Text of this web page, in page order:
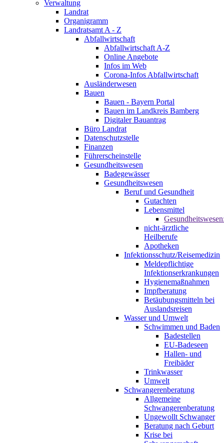
Verwaltung
Landrat
Organigramm
Landratsamt A - Z
Abfallwirtschaft
Abfallwirtschaft A-Z
Online Angebote
Infos im Web
Corona-Infos Abfallwirtschaft
Ausländerwesen
Bauen
Bauen - Bayern Portal
Bauen im Landkreis Bamberg
Digitaler Bauantrag
Büro Landrat
Datenschutzstelle
Finanzen
Führerscheinstelle
Gesundheitswesen
Badegewässer
Gesundheitswesen
Beruf und Gesundheit
Gutachten
Lebensmittel
nicht-ärztliche
Heilberufe
Apotheken
Infektionsschutz/Reisemedizin
Meldepflichtige
Infektionserkrankungen
Hygienemaßnahmen
Impfberatung
Betäubungsmitteln bei
Auslandsreisen
Wasser und Umwelt
Schwimmen und Baden
Badestellen
EU-Badeseen
Hallen- und
Freibäder
Trinkwasser
Umwelt
Schwangerenberatung
Allgemeine
Schwangerenberatung
Ungewollt Schwanger
Beratung nach Geburt
Krise bei